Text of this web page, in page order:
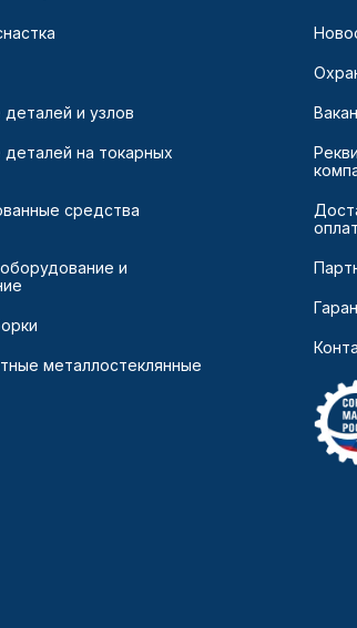
и узлов
деталей на токарных
средства
и
металлостеклянные